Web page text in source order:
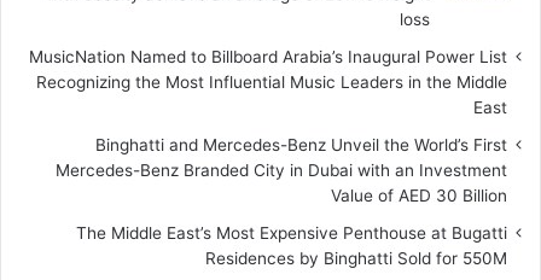
loss
MusicNation Named to Billboard Arabia’s Inaugural Power List
Recognizing the Most Influential Music Leaders in the Middle
East
Binghatti and Mercedes-Benz Unveil the World’s First
Mercedes-Benz Branded City in Dubai with an Investment
Value of AED 30 Billion
The Middle East’s Most Expensive Penthouse at Bugatti
Residences by Binghatti Sold for 550M